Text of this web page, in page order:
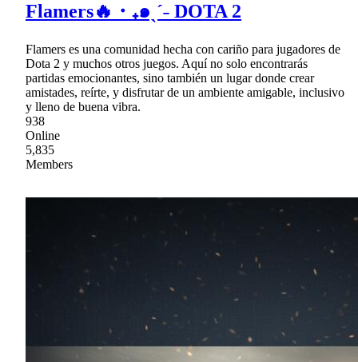
Flamers🔥・₊๑ˎˊ˗ DOTA 2
Flamers es una comunidad hecha con cariño para jugadores de
Dota 2 y muchos otros juegos. Aquí no solo encontrarás
partidas emocionantes, sino también un lugar donde crear
amistades, reírte, y disfrutar de un ambiente amigable, inclusivo
y lleno de buena vibra.
938
Online
5,835
Members